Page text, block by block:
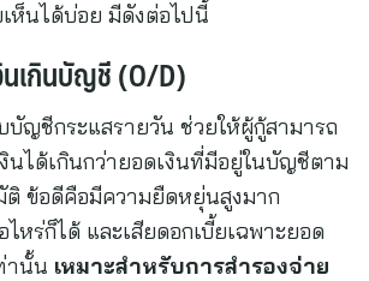
ห็นได้บ่อย มีดังต่อไปนี้
นเกินบัญชี (O/D)
บัญชีกระแสรายวัน ช่วยให้ผู้กู้สามารถ
งินได้เกินกว่ายอดเงินที่มีอยู่ในบัญชีตาม
ติ ข้อดีคือมีความยืดหยุ่นสูงมาก
ไหร่ก็ได้ และเสียดอกเบี้ยเฉพาะยอด
านั้น เหมาะสำหรับการสำรองจ่าย